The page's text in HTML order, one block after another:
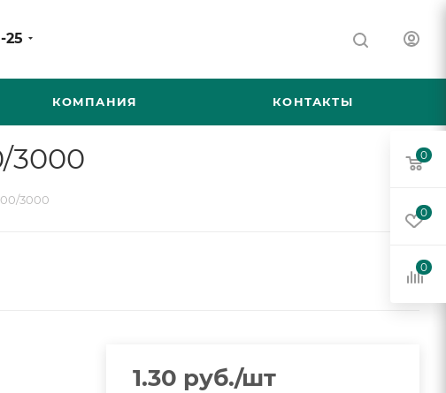
25
КОМПАНИЯ КОНТАКТЫ
3000
3000
1.30 руб./шт
0
0
0